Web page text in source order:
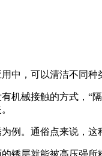
中，可以清洁不同种
机械接触的方式，“
。通俗点来说，这
锈层就能被高压强